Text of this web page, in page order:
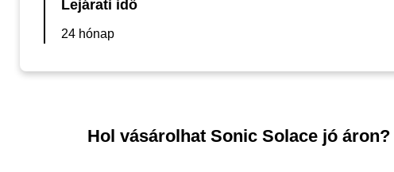
Lejárati idő
24 hónap
Hol vásárolhat Sonic Solace jó áron?